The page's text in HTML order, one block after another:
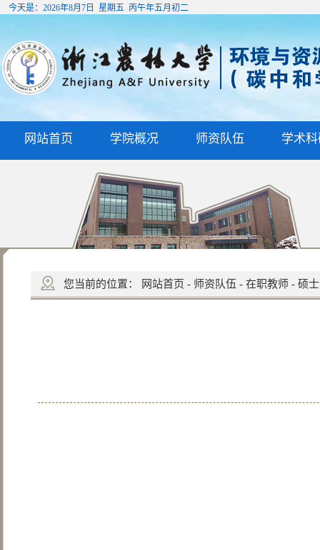
今天是： 2026年8月7日 星期五 丙午年五月初二
网站首页 学院概况 师资队伍 学术
您当前的位置： 网站首页 - 师资队伍 - 在职教师 - 硕